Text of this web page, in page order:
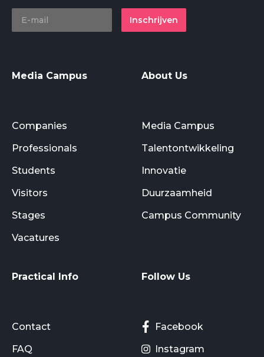
Inschrijven
Media Campus
Companies
Professionals
Students
Visitors
Stages
Vacatures
About Us
Media Campus
Talentontwikkeling
Innovatie
Duurzaamheid
Campus Community
Practical Info
Contact
FAQ
Follow Us
Facebook
Instagram